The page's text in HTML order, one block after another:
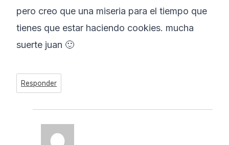
pero creo que una miseria para el tiempo que
tienes que estar haciendo cookies. mucha
suerte juan 🙂
Responder